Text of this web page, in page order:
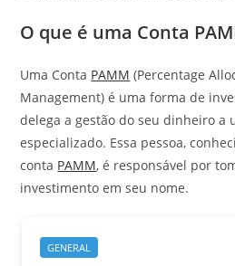
O que é uma Conta
Uma Conta PAMM (Percentage
Management) é uma forma de
delega a gestão do seu dinheiro a
especializado. Essa pessoa,
conta PAMM, é responsável por
investimento em seu nome.
GENERAL